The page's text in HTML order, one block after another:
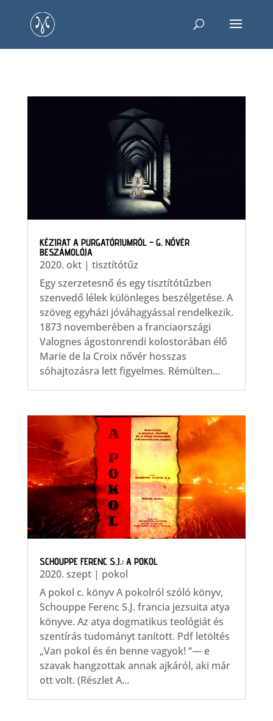
KÉZIRAT A PURGATÓRIUMRÓL – G. NŐVÉR
BESZÁMOLÓJA
2020. okt| tisztítótűz
Egy szerzetesnő és egy tisztítótűzben
szenvedő lélek különleges beszélgetése. A
szöveg egyházi jóváhagyással rendelkezik.
1873 novemberében a franciaországi
Valognes ágostonrendi kolostorában élő
Marie de la Croix nővér hosszas
sóhajtozásra lett figyelmes. Rémülten...
SCHOUPPE FERENC S.J.: A POKOL
2020. szept| pokol
A pokol c. könyv A pokolról szóló könyv,
Schouppe Ferenc S.J. francia jezsuita atya
könyve. Az atya dogmatikus teológiát és
szentírás tudományt tanított. Pdf letöltés
„Van pokol és én benne vagyok! “— e
szavak hangzottak annak ajkáról, aki már
ott volt. (Részlet A...